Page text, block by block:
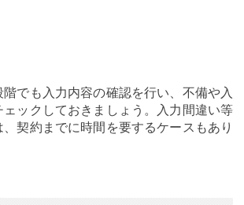
でも入力内容の確認を行い、不備や入
ェックしておきましょう。入力間違い等
契約までに時間を要するケースもあり